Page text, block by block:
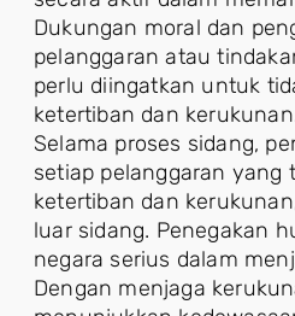
Dukungan moral dan
pelanggaran atau
perlu diingatkan untuk
ketertiban dan
Selama proses sidang,
setiap pelanggaran yang
ketertiban dan
luar sidang. Penegakan
negara serius dalam
Dengan menjaga